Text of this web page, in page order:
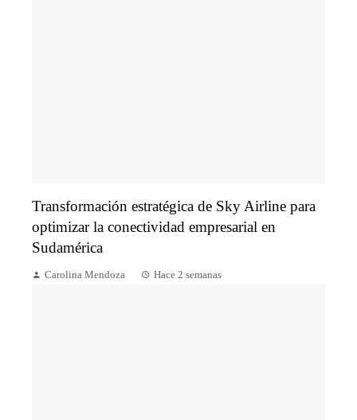
Transformación estratégica de Sky Airline para
optimizar la conectividad empresarial en
Sudamérica
Carolina Mendoza Hace 2 semanas